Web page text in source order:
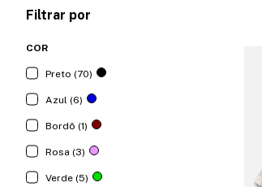
Filtrar por
COR
Preto (70)
Azul (6)
Bordô (1)
Rosa (3)
Verde (5)